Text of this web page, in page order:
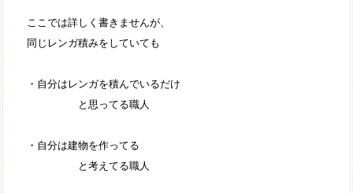
ここでは詳しく書きませんが、
同じレンガ積みをしていても
・自分はレンガを積んでいるだけ
と思ってる職人
・自分は建物を作ってる
と考えてる職人